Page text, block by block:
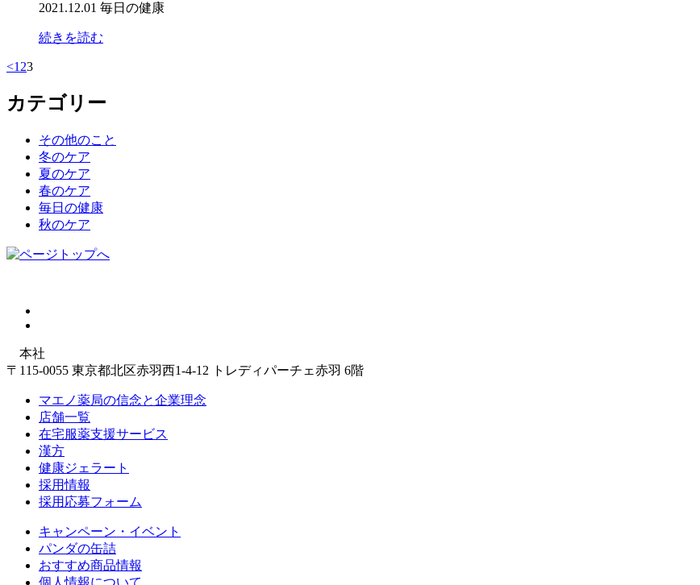
2021.12.01 毎日の健康
続きを読む
<1 23
カテゴリー
その他のこと
冬のケア
夏のケア
春のケア
毎日の健康
秋のケア
本社
〒115-0055 東京都北区赤羽西1-4-12 トレディパーチェ赤羽 6階
マエノ薬局の信念と企業理念
店舗一覧
在宅服薬支援サービス
漢方
健康ジェラート
採用情報
採用応募フォーム
キャンペーン・イベント
パンダの缶詰
おすすめ商品情報
個人情報について